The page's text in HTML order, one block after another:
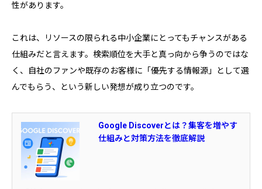
性があります。
これは、リソースの限られる中小企業にとってもチャンスがある
仕組みだと言えます。検索順位を大手と真っ向から争うのではな
く、自社のファンや既存のお客様に「優先する情報源」として選
んでもらう、という新しい発想が成り立つのです。
Google Discoverとは？集客を増やす
仕組みと対策方法を徹底解説